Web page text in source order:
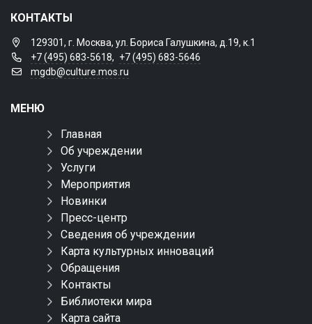
КОНТАКТЫ
129301, г. Москва, ул. Бориса Галушкина, д.19, к.1
+7 (495) 683-5618, +7 (495) 683-5646
mgdb@culture.mos.ru
МЕНЮ
Главная
Об учреждении
Услуги
Мероприятия
Новинки
Пресс-центр
Сведения об учреждении
Карта культурных инноваций
Обращения
Контакты
Библиотеки мира
Карта сайта